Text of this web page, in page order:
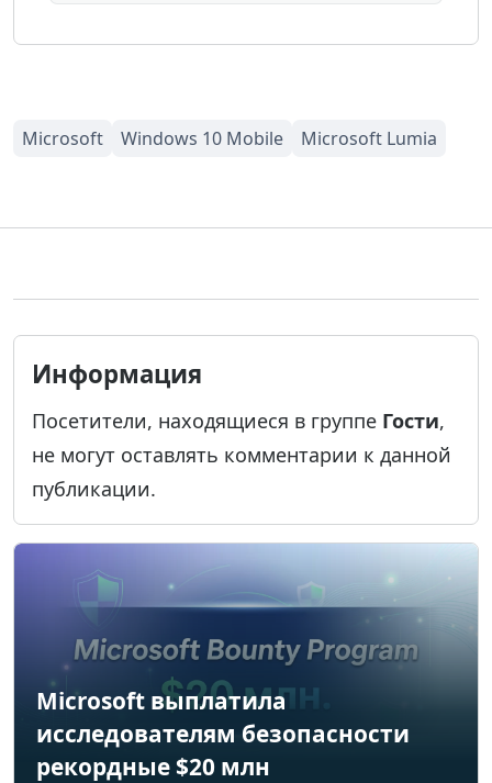
Информация
Посетители, находящиеся в группе Гости,
не могут оставлять комментарии к данной
публикации.
Microsoft выплатила
исследователям безопасности
рекордные $20 млн